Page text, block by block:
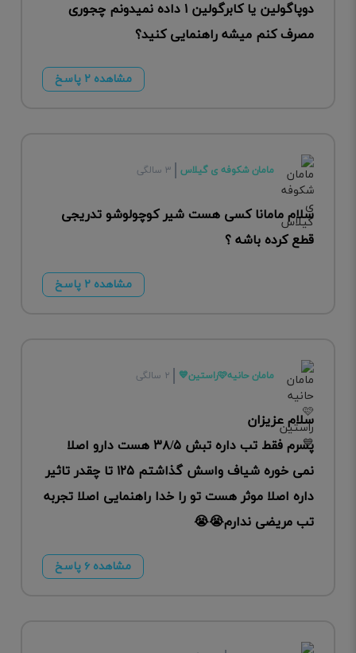
دوپاگولین یا کابرگولین ۱ داده نمیدونم چجوری
مصرف کنم میشه راهنمایی کنید؟
مشاهده ۲ پاسخ
مامان شکوفه ی گیلاس ۳ سالگی
سلام مامانا کسی هست شیر کوچولوشو تدریجی
قطع کرده باشه ؟
مشاهده ۲ پاسخ
مامان حانیه🩷راستین💙 ۲ سالگی
سلام عزیزان
پسرم فقط تب داره تبش ۳۸/۵ هست دارو اصلا
نمی خوره شیاف واسش گذاشتم ۱۲۵ تا چقدر تاثیر
داره اصلا موثر هست تو را خدا راهنمایی اصلا تجربه
تب مریضی ندارم😭😭
مشاهده ۶ پاسخ